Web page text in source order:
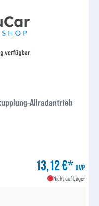
Allradantrieb
13,12 €* UVP
Nicht auf Lager